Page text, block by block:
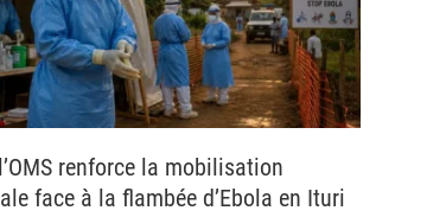
renforce la mobilisation
face à la flambée d’Ebola en Ituri